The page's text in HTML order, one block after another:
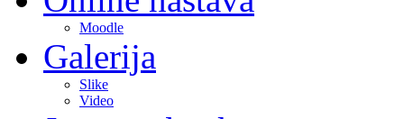
Moodle
Galerija
Slike
Video